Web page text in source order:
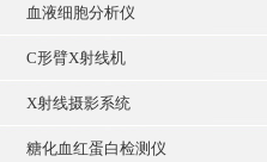
血液细胞分析仪
C形臂X射线机
X射线摄影系统
糖化血红蛋白检测仪